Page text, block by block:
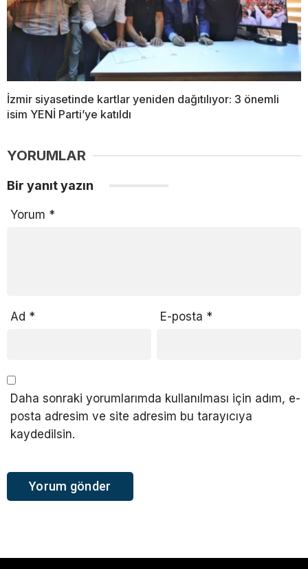
İzmir siyasetinde kartlar yeniden dağıtılıyor: 3 önemli
isim YENİ Parti’ye katıldı
YORUMLAR
Bir yanıt yazın
Yorum *
Ad * E-posta *
Daha sonraki yorumlarımda kullanılması için adım, e-
posta adresim ve site adresim bu tarayıcıya
kaydedilsin.